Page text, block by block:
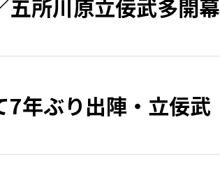
所川原立佞武多開幕
年ぶり出陣・立佞武